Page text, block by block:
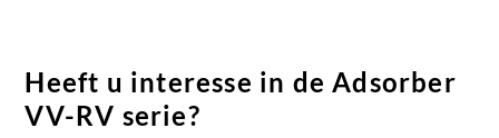
Heeft u interesse in de Adsorber
VV-RV serie?